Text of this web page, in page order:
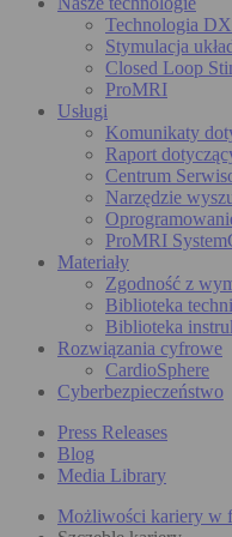
Technologia DX
Stymulacja
Closed Loop
ProMRI
Usługi
Komunikaty
Raport
Centrum
Narzędzie
ProMRI
Materiały
Zgodność z
Biblioteka
Biblioteka
Rozwiązania cyfrowe
CardioSphere
Cyberbezpieczeństwo
Press Releases
Blog
Media Library
Możliwości kariery